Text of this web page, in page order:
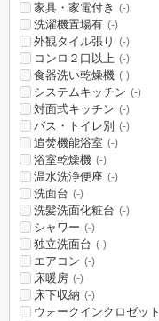
家具・家電付き (-)
洗濯機置場有 (-)
外観タイル張り (-)
コンロ２口以上 (-)
食器洗い乾燥機 (-)
システムキッチン (-)
対面式キッチン (-)
バス・トイレ別 (-)
追焚機能浴室 (-)
浴室乾燥機 (-)
温水洗浄便座 (-)
洗面台 (-)
洗髪洗面化粧台 (-)
シャワー (-)
独立洗面台 (-)
エアコン (-)
床暖房 (-)
床下収納 (-)
ウォークインクロゼット